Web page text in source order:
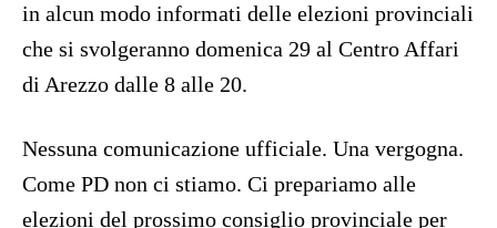
in alcun modo informati delle elezioni provinciali
che si svolgeranno domenica 29 al Centro Affari
di Arezzo dalle 8 alle 20.
Nessuna comunicazione ufficiale. Una vergogna.
Come PD non ci stiamo. Ci prepariamo alle
elezioni del prossimo consiglio provinciale per